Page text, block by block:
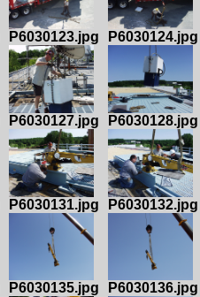
P6030123.jpg P6030124.jpg
P6030127.jpg P6030128.jpg
P6030131.jpg P6030132.jpg
P6030135.jpg P6030136.jpg